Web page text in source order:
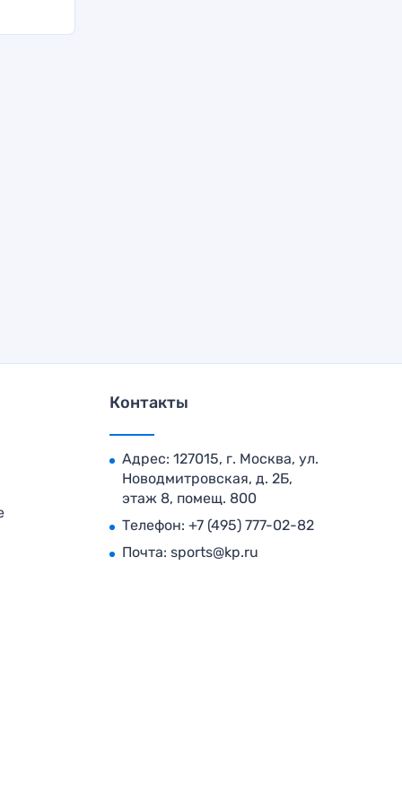
Контакты
Адрес: 127015, г. Москва, ул.
Новодмитровская, д. 2Б,
этаж 8, помещ. 800
Телефон: +7 (495) 777-02-82
Почта: sports@kp.ru